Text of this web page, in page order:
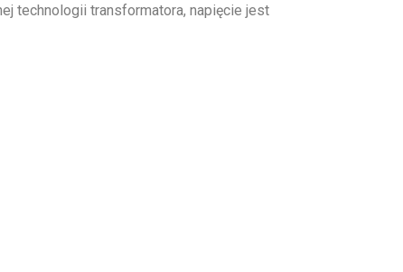
technologii transformatora, napięcie jest